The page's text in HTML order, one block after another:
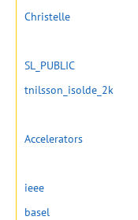
Christelle
SL_PUBLIC
tnilsson_isolde_2k
Accelerators
ieee
basel